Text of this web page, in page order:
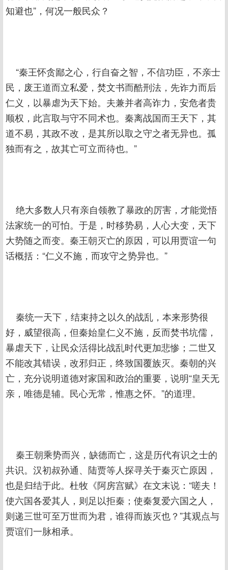
知避也”，何况一般民众？
“秦王怀贪鄙之心，行自奋之智，不信功臣，不亲士
民，废王道而立私爱，焚文书而酷刑法，先诈力而后
仁义，以暴虐为天下始。夫兼并者高诈力，安危者贵
顺权，此言取与守不同术也。秦离战国而王天下，其
道不易，其政不改，是其所以取之守之者无异也。孤
独而有之，故其亡可立而待也。”
绝大多数人只有亲自领教了暴政的厉害，才能觉悟
法家统一的可怕。于是，时移势易，人心大变，天下
大势随之而变。秦王朝灭亡的原因，可以用贾谊一句
话概括：“仁义不施，而攻守之势异也。”
秦统一天下，结束持之以久的战乱，本来形势很
好，威望很高，但秦始皇仁义不施，反而焚书坑儒，
暴虐天下，让民众活得比战乱时代更加悲惨；二世又
不能改其错误，改邪归正，终致国覆族灭。秦朝的兴
亡，充分说明道德对家国和政治的重要，说明“皇天无
亲，唯德是辅。民心无常，惟惠之怀。”的道理。
秦王朝乘势而兴，缺德而亡，这是历代有识之士的
共识。汉初叔孙通、陆贾等人探寻关于秦灭亡原因，
也是归结于此。杜牧《阿房宫赋》在文末说：“嗟夫！
使六国各爱其人，则足以拒秦；使秦复爱六国之人，
则递三世可至万世而为君，谁得而族灭也？”其观点与
贾谊们一脉相承。